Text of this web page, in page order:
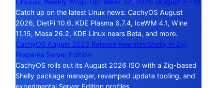
Catch up on the latest Linux news: CachyOS August
2026, DietPi 10.6, KDE Plasma 6.7.4, IceWM 4.1, Wine
11.15, Mesa 26.2, KDE Linux nears Beta, and more.
CachyOS August 2026 Release Rewrites Shelly in Zig,
Prepares Server Edition
CachyOS rolls out its August 2026 ISO with a Zig-based
Shelly package manager, revamped update tooling, and
experimental Server Edition profiles.